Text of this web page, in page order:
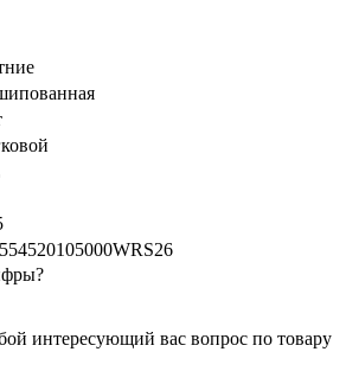
интересующий вас вопрос по товару